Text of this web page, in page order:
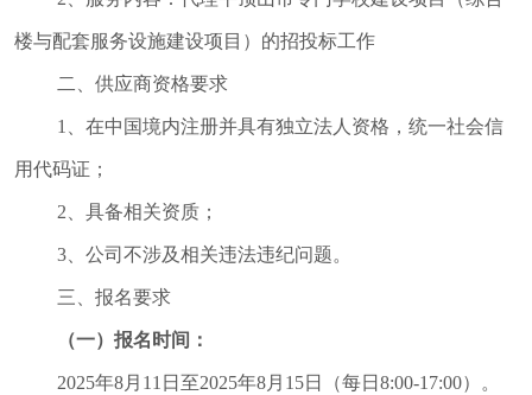
普法与依法
仲裁工作
法律职业资
楼与配套服务设施建设项目）的招投标工作
二、供应商资格要求
1、 在中国境内注册并具有独立法人资格，统一社会信
用代码证 ；
2、 具备相关资质 ；
3、 公司不涉及相关违法违纪问题。
三、 报名要求
（一）报名时间：
2025年8月 11 日至2025年8月 15日（每日8:00-17:00）。